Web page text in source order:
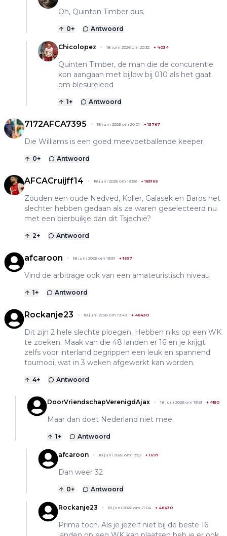
Oh, Quinten Timber dus.
0+ Antwoord
Chicolopez 18 juni 2026 om 20:32 + 4034
Quinten Timber, de man die de concurentie
kon aangaan met bijlow bij 010 als het gaat
om blesureleed
1+ Antwoord
7172AFCA7395 18 juni 2026 om 20:01 +13767
Die Williams is een goed meevoetballende keeper.
0+ Antwoord
AFCACruijff14 18 juni 2026 om 19:58 +183169
Zouden een oude Nedved, Koller, Galasek en Baros het
slechter hebben gedaan als ze waren geselecteerd nu
met een bierbuikje dan dit Tsjechië?
2+ Antwoord
afcaroon 18 juni 2026 om 19:51 +1697
Vind de arbitrage ook van een amateuristisch niveau
1+ Antwoord
Rockanje23 18 juni 2026 om 19:49 + 48430
Dit zijn 2 hele slechte ploegen. Hebben niks op een WK
te zoeken. Maak van die 48 landen er 16 en je krijgt
zelfs voor interland begrippen een leuk en spannend
tournooi, wat in 3 weken afgewerkt kan worden.
4+ Antwoord
DoorVriendschapVerenigdAjax 18 juni 2026 om 19:51 + 4150
Maar dan doet Nederland niet mee.
1+ Antwoord
afcaroon 18 juni 2026 om 19:52 +1697
Dan weer 32
0+ Antwoord
Rockanje23 18 juni 2026 om 21:04 + 48430
Prima toch. Als je jezelf niet bij de beste 16